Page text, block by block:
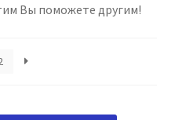
Вы поможете другим!